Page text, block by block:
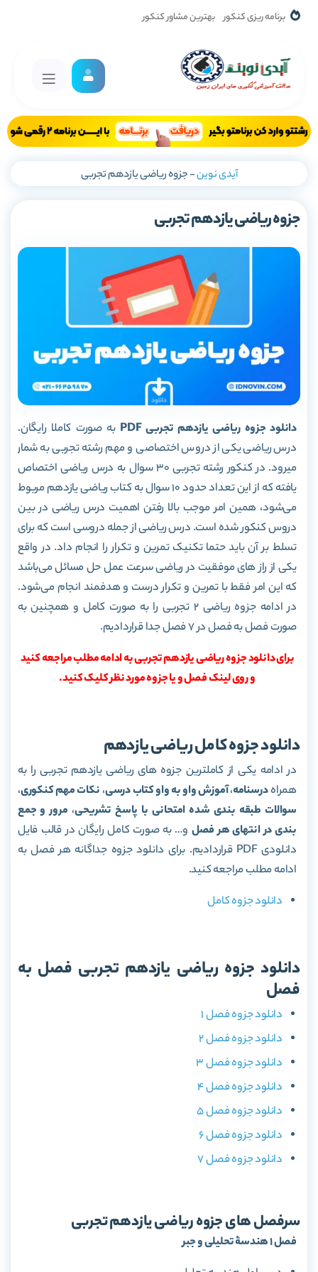
برنامه ریزی کنکور بهترین مشاور کنکور
آیدی نوین-جزوه ریاضی یازدهم تجربی
جزوه ریاضی یازدهم تجربی
دانلود جزوه ریاضی یازدهم تجربی PDF
به صورت کاملا رایگان.
درس ریاضی یکی از دروس اختصاصی و مهم رشته تجربی به شمار
میرود. در کنکور رشته تجربی 30 سوال به درس ریاضی اختصاص
یافته که از این تعداد حدود 10 سوال به کتاب ریاضی یازدهم مربوط
می‌شود، همین امر موجب بالا رفتن اهمیت درس ریاضی در بین
دروس کنکور شده است. درس ریاضی از جمله دروسی است که برای
تسلط بر آن باید حتما تکنیک تمرین و تکرار را انجام داد. در واقع
یکی از راز های موفقیت در ریاضی سرعت عمل حل مسائل می‌باشد
که این امر فقط با تمرین و تکرار درست و هدفمند انجام می‌شود.
در ادامه جزوه ریاضی 2 تجربی را به صورت کامل و همچنین به
صورت فصل به فصل در 7 فصل جدا قراردادیم.
برای دانلود جزوه ریاضی یازدهم تجربی به ادامه مطلب مراجعه کنید
و روی لینک فصل و یا جزوه مورد نظر کلیک کنید.
دانلود جزوه کامل ریاضی یازدهم
در ادامه یکی از کاملترین جزوه های ریاضی یازدهم تجربی را به
همراهدرسنامه،آموزش واو به واو کتاب درسی، نکات مهم کنکوری،
سوالات طبقه بندی شده امتحانی با پاسخ تشریحی، مرور و جمع
بندی در انتهای هر فصل و… به صورت کامل رایگان در قالب فایل
دانلودی PDF قراردادیم. برای دانلود جزوه جداگانه هر فصل به
ادامه مطلب مراجعه کنید.
دانلود جزوه کامل
دانلود جزوه ریاضی یازدهم تجربی فصل به
فصل
دانلود جزوه فصل 1
دانلود جزوه فصل 2
دانلود جزوه فصل 3
دانلود جزوه فصل 4
دانلود جزوه فصل 5
دانلود جزوه فصل 6
دانلود جزوه فصل 7
سرفصل های جزوه ریاضی یازدهم تجربی
فصل 1 هندسۀ تحلیلی و جبر